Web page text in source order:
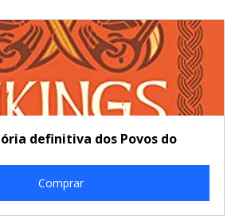
definitiva dos Povos do
Comprar